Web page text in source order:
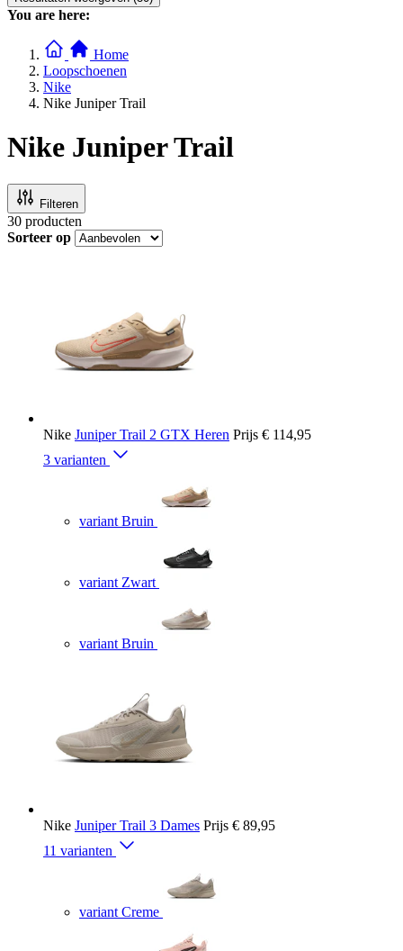
You are here:
Home
Loopschoenen
Nike
Nike Juniper Trail
Nike Juniper Trail
Filteren
30 producten
Sorteer op
Nike Juniper Trail 2 GTX Heren Prijs € 114,95
3 varianten
variant Bruin
variant Zwart
variant Bruin
Nike Juniper Trail 3 Dames Prijs € 89,95
11 varianten
variant Creme